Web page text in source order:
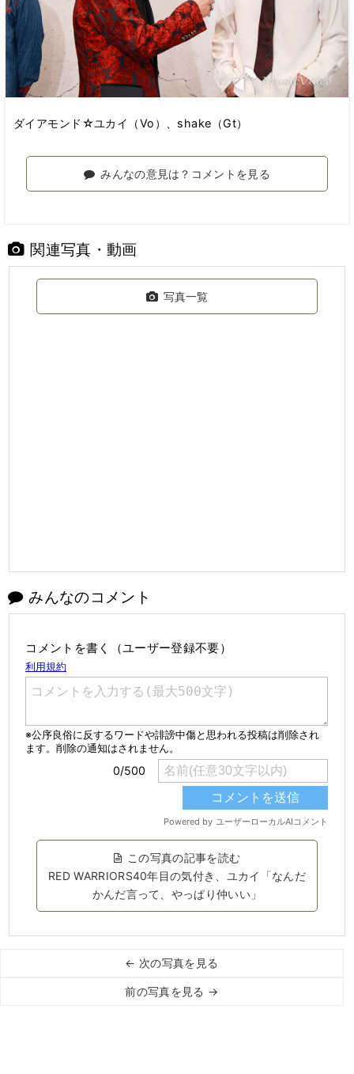
ダイアモンド☆ユカイ（Vo）、shake（Gt）
みんなの意見は？コメントを見る
関連写真・動画
写真一覧
みんなのコメント
コメントを書く（ユーザー登録不要）
この写真の記事を読む
RED WARRIORS40年目の気付き、ユカイ「なんだ
かんだ言って、やっぱり仲いい」
← 次の写真を見る
前の写真を見る →